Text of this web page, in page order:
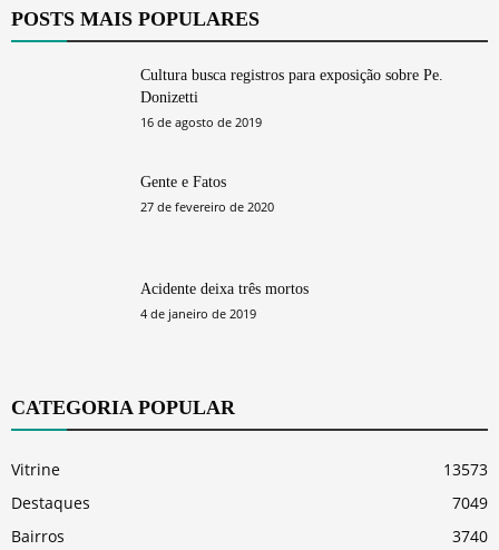
POSTS MAIS POPULARES
Cultura busca registros para exposição sobre Pe.
Donizetti
16 de agosto de 2019
Gente e Fatos
27 de fevereiro de 2020
Acidente deixa três mortos
4 de janeiro de 2019
CATEGORIA POPULAR
Vitrine
13573
Destaques
7049
Bairros
3740